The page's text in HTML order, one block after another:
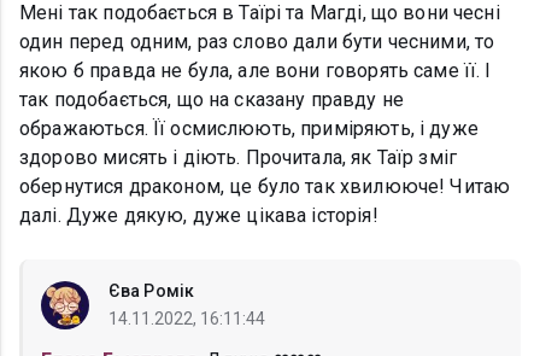
Мені так подобається в Таїрі та Магді, що вони чесні
один перед одним, раз слово дали бути чесними, то
якою б правда не була, але вони говорять саме її. І
так подобається, що на сказану правду не
ображаються. Її осмислюють, приміряють, і дуже
здорово мисять і діють. Прочитала, як Таїр зміг
обернутися драконом, це було так хвилююче! Читаю
далі. Дуже дякую, дуже цікава історія!
Єва Ромік
14.11.2022, 16:11:44